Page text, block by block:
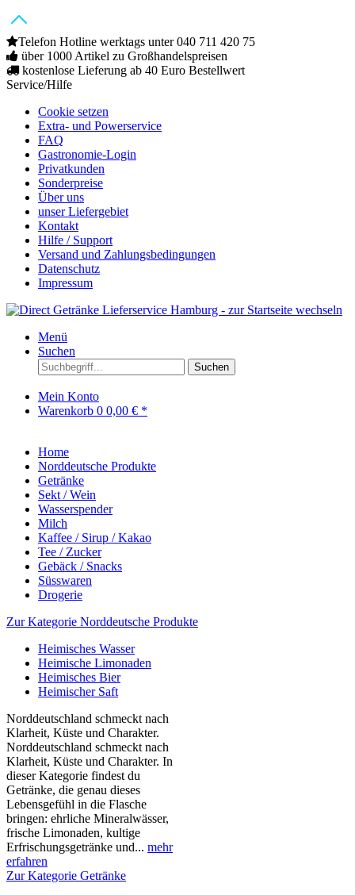
Telefon Hotline werktags unter 040 711 420 75
über 1000 Artikel zu Großhandelspreisen
kostenlose Lieferung ab 40 Euro Bestellwert
Service/Hilfe
Cookie setzen
Extra- und Powerservice
FAQ
Gastronomie-Login
Privatkunden
Sonderpreise
Über uns
unser Liefergebiet
Kontakt
Hilfe / Support
Versand und Zahlungsbedingungen
Datenschutz
Impressum
Menü
Suchen
Suchen
Mein Konto
Warenkorb 0 0,00 € *
Home
Norddeutsche Produkte
Getränke
Sekt / Wein
Wasserspender
Milch
Kaffee / Sirup / Kakao
Tee / Zucker
Gebäck / Snacks
Süsswaren
Drogerie
Zur Kategorie Norddeutsche Produkte
Heimisches Wasser
Heimische Limonaden
Heimisches Bier
Heimischer Saft
Norddeutschland schmeckt nach
Klarheit, Küste und Charakter.
Norddeutschland schmeckt nach
Klarheit, Küste und Charakter. In
dieser Kategorie findest du
Getränke, die genau dieses
Lebensgefühl in die Flasche
bringen: ehrliche Mineralwässer,
frische Limonaden, kultige
Erfrischungsgetränke und... mehr
erfahren
Zur Kategorie Getränke